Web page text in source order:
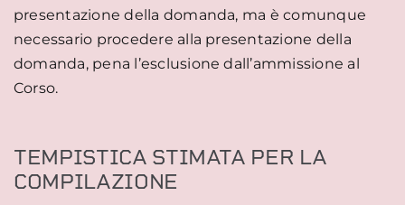
presentazione della domanda, ma è comunque
necessario procedere alla presentazione della
domanda, pena l’esclusione dall’ammissione al
Corso.
TEMPISTICA STIMATA PER LA
COMPILAZIONE